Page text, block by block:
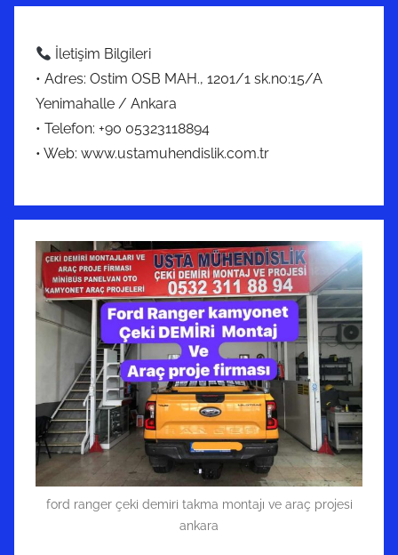
İletişim Bilgileri
• Adres: Ostim OSB MAH., 1201/1 sk.no:15/A
Yenimahalle / Ankara
• Telefon: +90 05323118894
• Web: www.ustamuhendislik.com.tr
ford ranger çeki demiri takma montajı ve araç projesi
ankara